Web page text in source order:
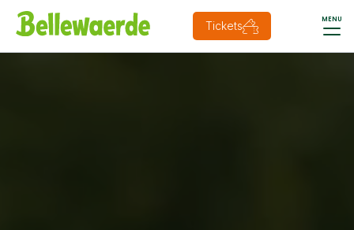
Tickets MENU